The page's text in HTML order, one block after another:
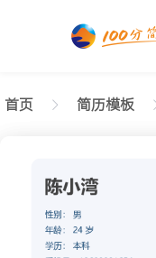
首页 简历模板
返回样式
正在查看高级